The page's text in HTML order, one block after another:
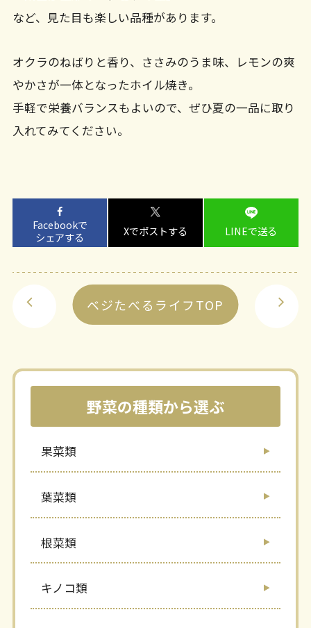
など、見た目も楽しい品種があります。
オクラのねばりと香り、ささみのうま味、レモンの爽
やかさが一体となったホイル焼き。
手軽で栄養バランスもよいので、ぜひ夏の一品に取り
入れてみてください。
Facebookで
シェアする
Xでポストする LINEで送る
ベジたべるライフTOP
野菜の種類から選ぶ
果菜類
葉菜類
根菜類
キノコ類